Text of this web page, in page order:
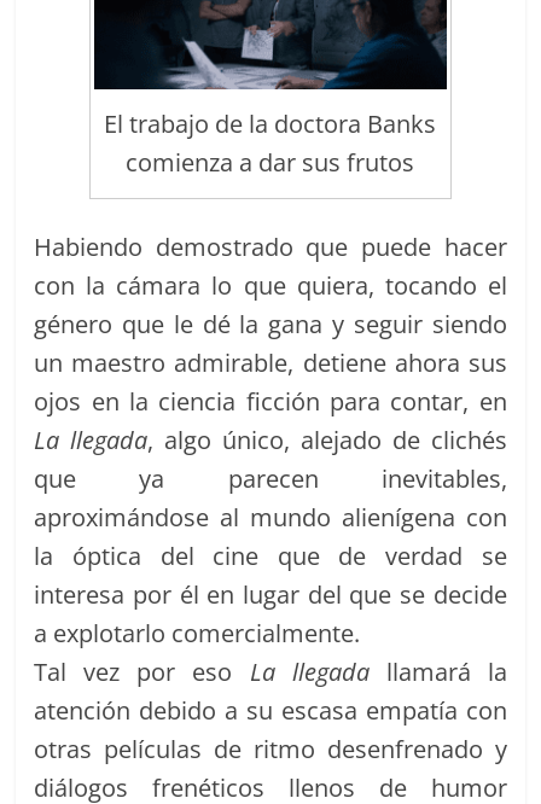
El trabajo de la doctora Banks
comienza a dar sus frutos
Habiendo demostrado que puede hacer
con la cámara lo que quiera, tocando el
género que le dé la gana y seguir siendo
un maestro admirable, detiene ahora sus
ojos en la ciencia ficción para contar, en
La llegada, algo único, alejado de clichés
que ya parecen inevitables,
aproximándose al mundo alienígena con
la óptica del cine que de verdad se
interesa por él en lugar del que se decide
a explotarlo comercialmente.
Tal vez por eso La llegadallamará la
atención debido a su escasa empatía con
otras películas de ritmo desenfrenado y
diálogos frenéticos llenos de humor